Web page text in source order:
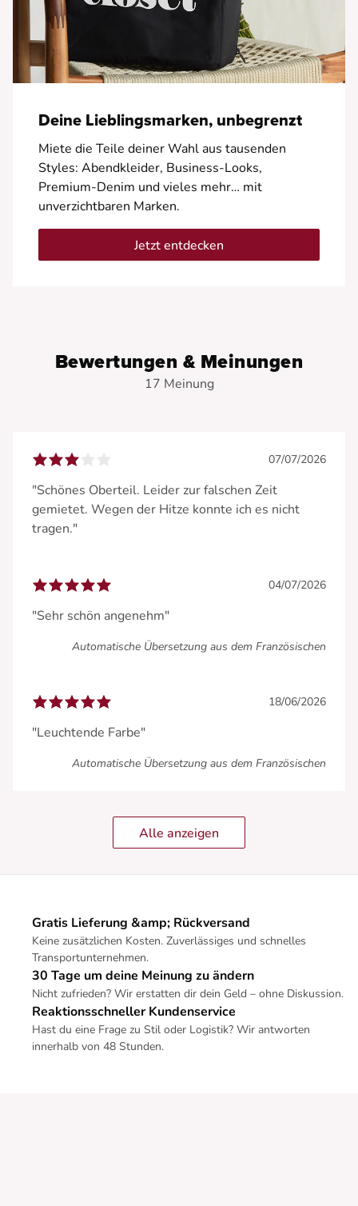
Deine Lieblingsmarken, unbegrenzt
Miete die Teile deiner Wahl aus tausenden
Styles: Abendkleider, Business-Looks,
Premium-Denim und vieles mehr… mit
unverzichtbaren Marken.
Jetzt entdecken
Bewertungen & Meinungen
17 Meinung
07/07/2026
"Schönes Oberteil. Leider zur falschen Zeit
gemietet. Wegen der Hitze konnte ich es nicht
tragen."
04/07/2026
"Sehr schön angenehm"
Automatische Übersetzung aus dem Französischen
18/06/2026
"Leuchtende Farbe"
Automatische Übersetzung aus dem Französischen
Alle anzeigen
Gratis Lieferung &amp; Rückversand
Keine zusätzlichen Kosten. Zuverlässiges und schnelles
Transportunternehmen.
30 Tage um deine Meinung zu ändern
Nicht zufrieden? Wir erstatten dir dein Geld – ohne Diskussion.
Reaktionsschneller Kundenservice
Hast du eine Frage zu Stil oder Logistik? Wir antworten
innerhalb von 48 Stunden.